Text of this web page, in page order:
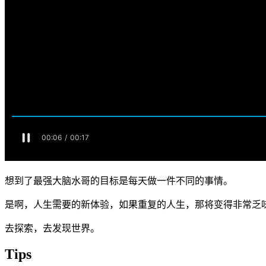
想到了最强大脑水哥的目标是每天做一件不同的事情。
是啊，人生需要的新体验，如果重复的人生，那将变得非常乏
去探索，去发现世界。
Tips